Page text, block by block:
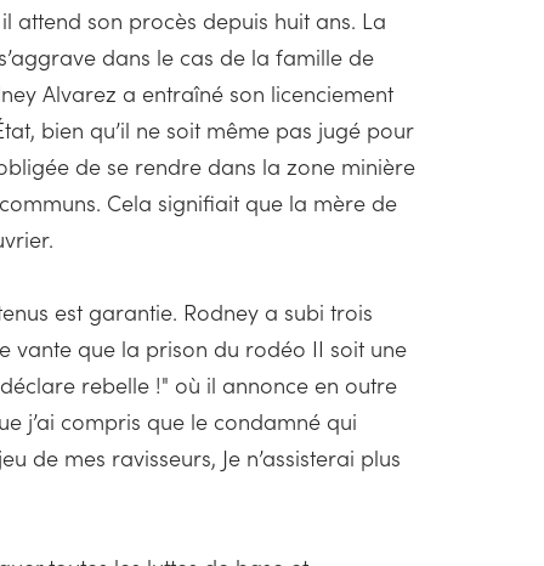
attend son procès depuis huit ans. La
dans le cas de la famille de
Alvarez a entraîné son licenciement
bien qu’il ne soit même pas jugé pour
de se rendre dans la zone minière
Cela signifiait que la mère de
est garantie. Rodney a subi trois
vante que la prison du rodéo II soit une
rebelle !" où il annonce en outre
j’ai compris que le condamné qui
de mes ravisseurs, Je n’assisterai plus